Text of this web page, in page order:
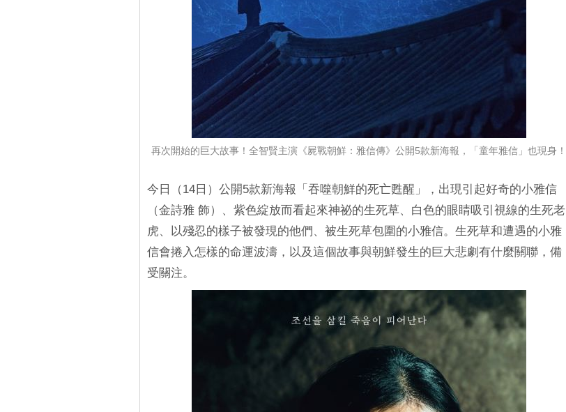
再次開始的巨大故事！全智賢主演《屍戰朝鮮：雅信傳》公開5款新海報，「童年雅信」也現身！
今日（14日）公開5款新海報「吞噬朝鮮的死亡甦醒」，出現引起好奇的小雅信
（金詩雅 飾）、紫色綻放而看起來神祕的生死草、白色的眼睛吸引視線的生死老
虎、以殘忍的樣子被發現的他們、被生死草包圍的小雅信。生死草和遭遇的小雅
信會捲入怎樣的命運波濤，以及這個故事與朝鮮發生的巨大悲劇有什麼關聯，備
受關注。